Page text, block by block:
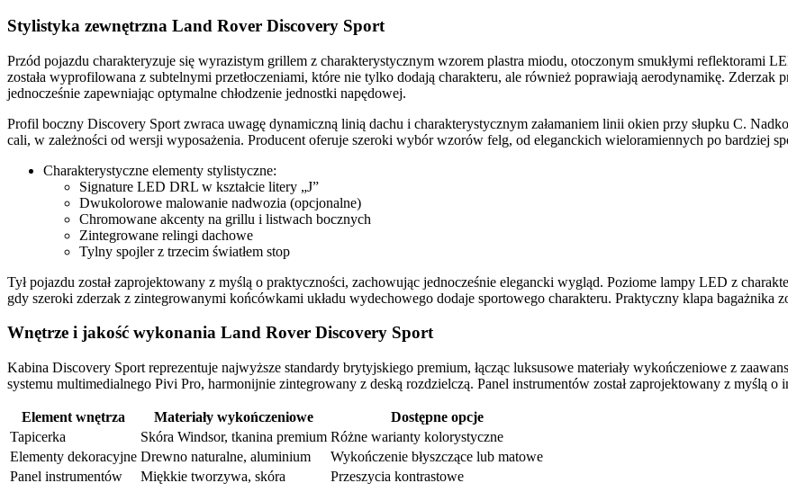
Stylistyka zewnętrzna Land Rover Discovery Sport
Przód pojazdu charakteryzuje się wyrazistym grillem z charakterystycznym wzorem plastra miodu, otoczonym smukłymi reflektorami
została wyprofilowana z subtelnymi przetłoczeniami, które nie tylko dodają charakteru, ale również poprawiają aerodynamikę.
jednocześnie zapewniając optymalne chłodzenie jednostki napędowej.
Profil boczny Discovery Sport zwraca uwagę dynamiczną linią dachu i charakterystycznym załamaniem linii okien przy słupku C.
cali, w zależności od wersji wyposażenia. Producent oferuje szeroki wybór wzorów felg, od eleganckich wieloramiennych po bardziej
Charakterystyczne elementy stylistyczne:
Signature LED DRL w kształcie litery „J”
Dwukolorowe malowanie nadwozia (opcjonalne)
Chromowane akcenty na grillu i listwach bocznych
Zintegrowane relingi dachowe
Tylny spojler z trzecim światłem stop
Tył pojazdu został zaprojektowany z myślą o praktyczności, zachowując jednocześnie elegancki wygląd. Poziome lampy LED z
gdy szeroki zderzak z zintegrowanymi końcówkami układu wydechowego dodaje sportowego charakteru. Praktyczny klapa bagażnika
Wnętrze i jakość wykonania Land Rover Discovery Sport
Kabina Discovery Sport reprezentuje najwyższe standardy brytyjskiego premium, łącząc luksusowe materiały wykończeniowe z
systemu multimedialnego Pivi Pro, harmonijnie zintegrowany z deską rozdzielczą. Panel instrumentów został zaprojektowany z myślą
Element wnętrza Materiały wykończeniowe
Dostępne opcje
Tapicerka
Skóra Windsor, tkanina premium Różne warianty kolorystyczne
Elementy dekoracyjne Drewno naturalne, aluminium
Wykończenie błyszczące lub matowe
Panel instrumentów
Miękkie tworzywa, skóra Przeszycia kontrastowe